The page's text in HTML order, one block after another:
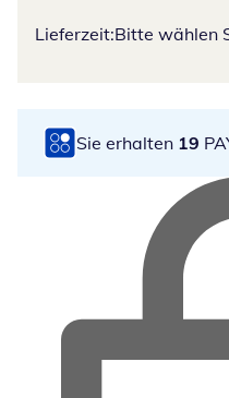
Lieferzeit:Bitte wählen
Sie erhalten 19